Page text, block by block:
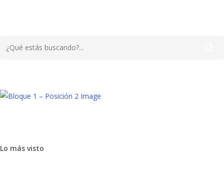
limitada de Boss Kids para
Lo más visto